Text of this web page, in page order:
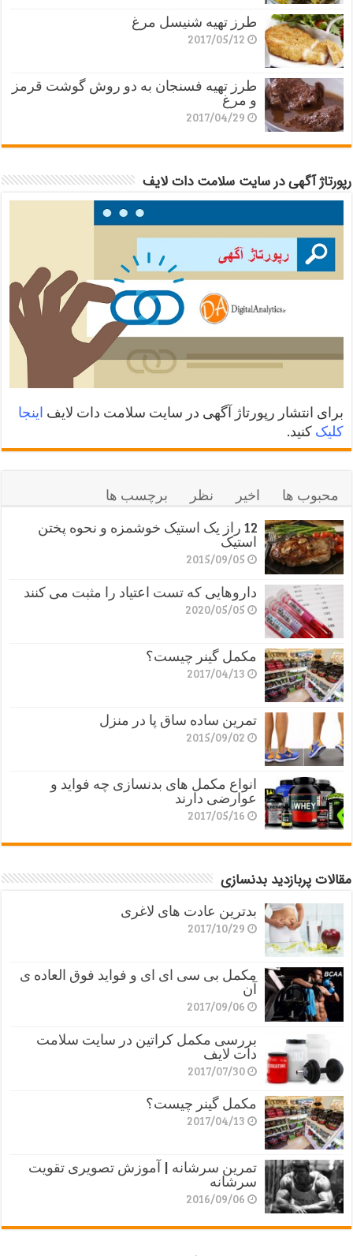
طرز تهیه شنیسل مرغ
2017/05/12
طرز تهیه فسنجان به دو روش گوشت قرمز
و مرغ
2017/04/29
رپورتاژ آگهی در سایت سلامت دات لایف
برای انتشار رپورتاژ آگهی در سایت سلامت دات لایف اینجا
کلیک کنید.
محبوب ها اخیر نظر
برچسب ها
12 راز یک استیک خوشمزه و نحوه پختن
استیک
2015/09/05
داروهایی که تست اعتیاد را مثبت می کنند
2020/05/05
مکمل گینر چیست؟
2017/04/13
تمرین ساده ساق پا در منزل
2015/09/02
انواع مکمل های بدنسازی چه فواید و
عوارضی دارند
2017/05/16
مقالات پربازدید بدنسازی
بدترین عادت های لاغری
2017/10/29
مکمل بی سی ای ای و فواید فوق العاده ی
آن
2017/09/06
بررسی مکمل کراتین در سایت سلامت
دات لایف
2017/07/30
مکمل گینر چیست؟
2017/04/13
تمرین سرشانه | آموزش تصویری تقویت
سرشانه
2016/09/06